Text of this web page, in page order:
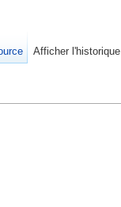
Afficher l'historique